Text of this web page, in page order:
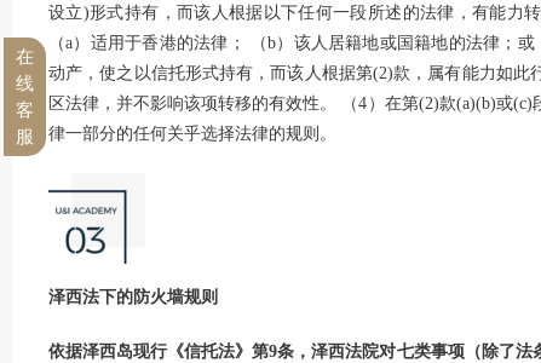
设立)形式持有，而该人根据以下任何一段所述的法律，有能
（a）适用于香港的法律； （b）该人居籍地或国籍地的法律；
动产，使之以信托形式持有，而该人根据第(2)款，属有能力如
区法律，并不影响该项转移的有效性。 （4）在第(2)款(a)(b)或
律一部分的任何关乎选择法律的规则。
泽西法下的防火墙规则
依据泽西岛现行《信托法》第9条，泽西法院对七类事项（除了
在
线
客
服